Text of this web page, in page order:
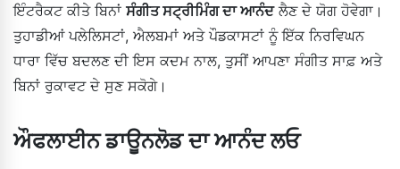
ਇੰਟਰੈਕਟ ਕੀਤੇ ਬਿਨਾਂ ਸੰਗੀਤ ਸਟ੍ਰੀਮਿੰਗ ਦਾ ਆਨੰਦਲੈਣ ਦੇ ਯੋਗ ਹੋਵੇਗਾ।
ਤੁਹਾਡੀਆਂ ਪਲੇਲਿਸਟਾਂ, ਐਲਬਮਾਂ ਅਤੇ ਪੌਡਕਾਸਟਾਂ ਨੂੰ ਇੱਕ ਨਿਰਵਿਘਨ
ਧਾਰਾ ਵਿੱਚ ਬਦਲਣ ਦੀ ਇਸ ਕਦਮ ਨਾਲ, ਤੁਸੀਂ ਆਪਣਾ ਸੰਗੀਤ ਸਾਫ਼ ਅਤੇ
ਬਿਨਾਂ ਰੁਕਾਵਟ ਦੇ ਸੁਣ ਸਕੋਗੇ।
ਔਫਲਾਈਨ ਡਾਊਨਲੋਡ ਦਾ ਆਨੰਦ ਲਓ